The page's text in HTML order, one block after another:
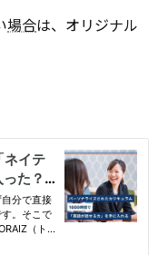
場合は、オリジナル